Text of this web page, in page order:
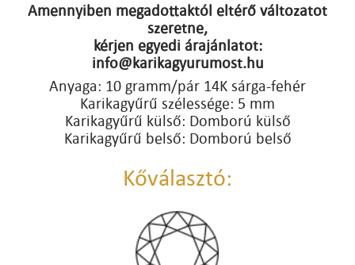
Amennyiben megadottaktól eltérő változatot
szeretne,
kérjen egyedi árajánlatot:
info@karikagyurumost.hu
Anyaga: 10 gramm/pár 14K sárga-fehér
Karikagyűrű szélessége: 5 mm
Karikagyűrű külső: Domború külső
Karikagyűrű belső: Domború belső
Kőválasztó: